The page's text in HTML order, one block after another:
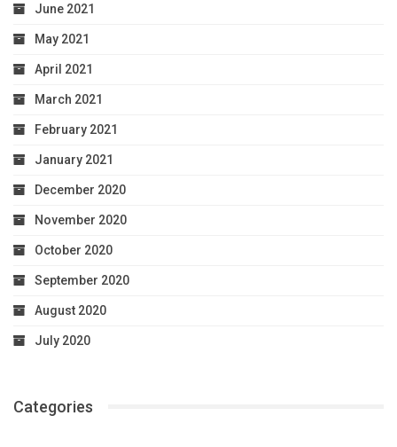
June 2021
May 2021
April 2021
March 2021
February 2021
January 2021
December 2020
November 2020
October 2020
September 2020
August 2020
July 2020
Categories